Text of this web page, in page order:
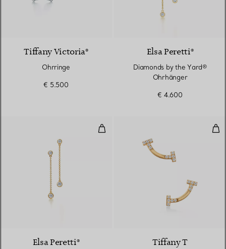
Tiffany Victoria®
Ohrringe
€ 5.500
Elsa Peretti®
Diamonds by the Yard®
Ohrhänger
€ 4.600
Diamonds by the Yard®
Elsa Peretti® Tiffany T